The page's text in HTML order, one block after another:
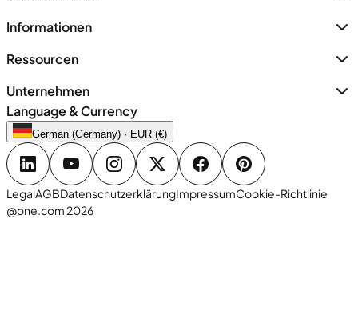
Informationen
Ressourcen
Unternehmen
Language & Currency
German (Germany) · EUR (€)
LegalAGBDatenschutzerklärungImpressumCookie-Richtlinie
@one.com 2026